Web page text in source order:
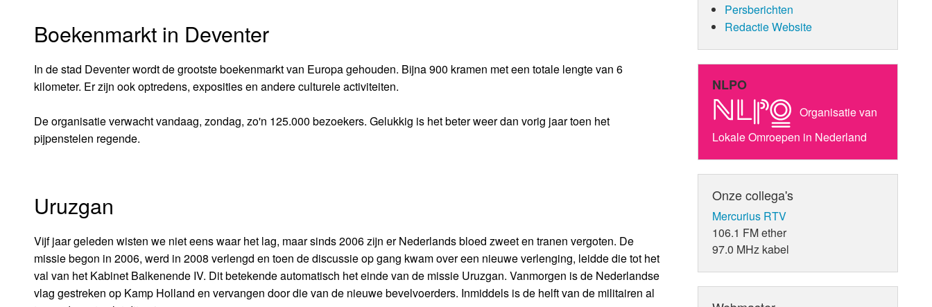
Boekenmarkt in Deventer
In de stad Deventer wordt de grootste boekenmarkt van Europa gehouden. Bijna 900 kramen met een totale lengte van 6
kilometer. Er zijn ook optredens, exposities en andere culturele activiteiten.
De organisatie verwacht vandaag, zondag, zo'n 125.000 bezoekers. Gelukkig is het beter weer dan vorig jaar toen het
pijpenstelen regende.
Uruzgan
Vijf jaar geleden wisten we niet eens waar het lag, maar sinds 2006 zijn er Nederlands bloed zweet en tranen vergoten. De
missie begon in 2006, werd in 2008 verlengd en toen de discussie op gang kwam over een nieuwe verlenging, leidde die tot het
val van het Kabinet Balkenende IV. Dit betekende automatisch het einde van de missie Uruzgan. Vanmorgen is de Nederlandse
vlag gestreken op Kamp Holland en vervangen door die van de nieuwe bevelvoerders. Inmiddels is de helft van de militairen al
Persberichten
Redactie Website
NLPO
Organisatie van
Lokale Omroepen in Nederland
Onze collega's
Mercurius RTV
106.1 FM ether
97.0 MHz kabel